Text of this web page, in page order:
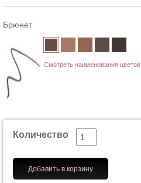
Брюнет
Смотреть наименования цветов
Количество
Добавить в корзину